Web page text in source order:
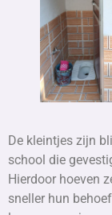
De kleintjes zijn
school die
Hierdoor hoeven
sneller hun